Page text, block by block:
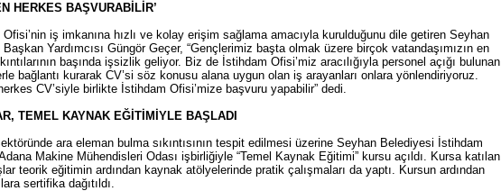
HERKES BAŞVURABİLİR’
Ofisi’nin iş imkanına hızlı ve kolay erişim sağlama amacıyla kurulduğunu dile getiren Seyhan
Başkan Yardımcısı Güngör Geçer, “Gençlerimiz başta olmak üzere birçok vatandaşımızın en
başında işsizlik geliyor. Biz de İstihdam Ofisi’miz aracılığıyla personel açığı bulunan
bağlantı kurarak CV’si söz konusu alana uygun olan iş arayanları onlara yönlendiriyoruz.
CV’siyle birlikte İstihdam Ofisi’mize başvuru yapabilir” dedi.
TEMEL KAYNAK EĞİTİMİYLE BAŞLADI
ara eleman bulma sıkıntısının tespit edilmesi üzerine Seyhan Belediyesi İstihdam
Makine Mühendisleri Odası işbirliğiyle “Temel Kaynak Eğitimi” kursu açıldı. Kursa katılan
teorik eğitimin ardından kaynak atölyelerinde pratik çalışmaları da yaptı. Kursun ardından
sertifika dağıtıldı.